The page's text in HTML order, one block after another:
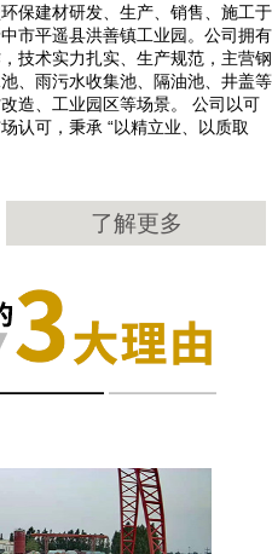
保建材研发、生产、销售、施工于
市平遥县洪善镇工业园。公司拥有
技术实力扎实、生产规范，主营钢
、雨污水收集池、隔油池、井盖等
造、工业园区等场景。 公司以可
认可，秉承 “以精立业、以质取
了解更多